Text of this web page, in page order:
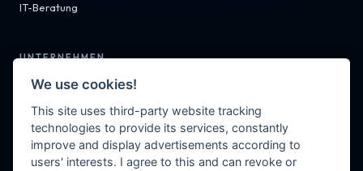
IT-Beratung
UNTERNEHMEN
Über uns
Referenzen
Kontakt
We use cookies!
This site uses third-party website tracking
technologies to provide its services, constantly
improve and display advertisements according to
users' interests. I agree to this and can revoke or